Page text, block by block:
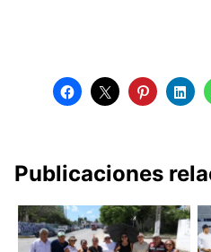
Publicaciones